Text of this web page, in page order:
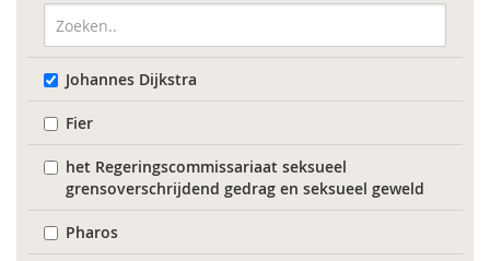
Johannes Dijkstra
Fier
het Regeringscommissariaat seksueel
grensoverschrijdend gedrag en seksueel geweld
Pharos